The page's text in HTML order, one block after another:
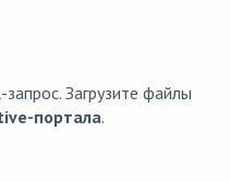
Загрузите файлы
портала.